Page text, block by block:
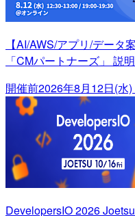
【AI/AWS/アプリ/データ
「CMパートナーズ」 説
開催前2026年8月12日(水)
DevelopersIO 2026